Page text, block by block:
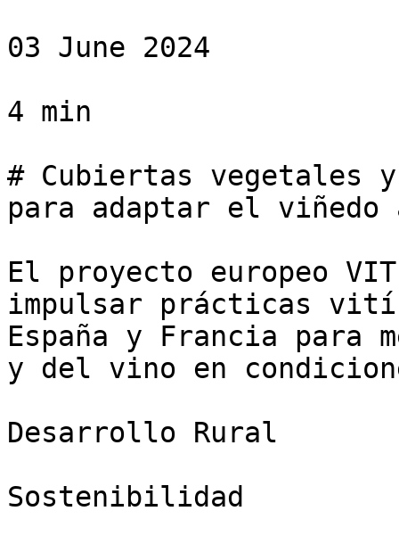
03 June 2024
4 min
# Cubiertas vegetales
para adaptar el
El proyecto europeo
impulsar prácticas
España y Francia para
y del vino en
Desarrollo Rural
Sostenibilidad